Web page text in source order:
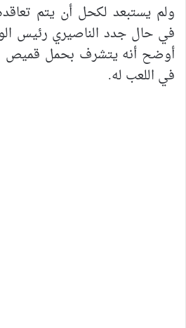
ولم يستبعد لكحل أن يتم
في حال جدد الناصيري رئيس
أوضح أنه يتشرف بحمل قميص
في اللعب له.